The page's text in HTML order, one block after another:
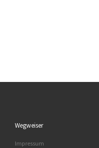
Wegweiser
Impressum